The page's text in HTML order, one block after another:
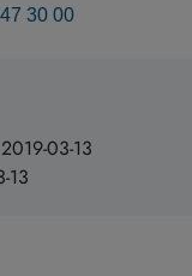
30 00
2019-03-13
13